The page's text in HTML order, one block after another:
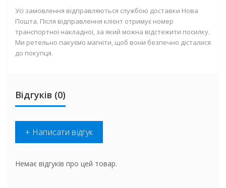
Усі замовлення відправляються службою доставки Нова
Пошта. Після відправлення клієнт отримує номер
транспортної накладної, за який можна відстежити посилку.
Ми ретельно пакуємо магніти, щоб вони безпечно дісталися
до покупця.
Відгуків (0)
+ Написати відгук
Немає відгуків про цей товар.